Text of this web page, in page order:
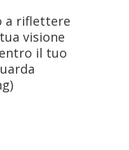
a riflettere
visione
il tuo